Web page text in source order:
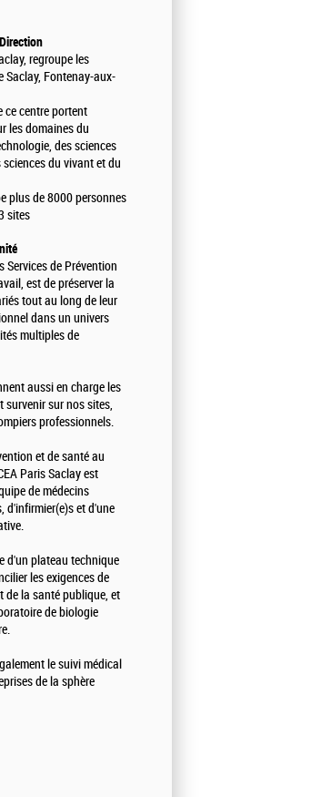
regroupe les
Saclay, Fontenay-aux-
ce centre portent
les domaines du
des sciences
sciences du vivant et du
plus de 8000 personnes
sites
Services de Prévention
est de préserver la
tout au long de leur
dans un univers
multiples de
aussi en charge les
survenir sur nos sites,
professionnels.
et de santé au
Paris Saclay est
de médecins
d'infirmier(e)s et d'une
d'un plateau technique
les exigences de
de la santé publique, et
de biologie
le suivi médical
de la sphère